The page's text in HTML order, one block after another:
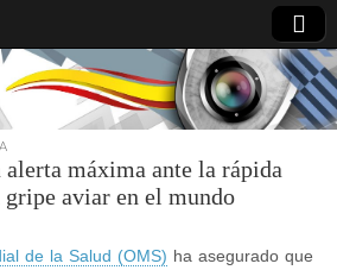
alerta máxima ante la rápida
aviar en el mundo
de la Salud (OMS) ha asegurado que